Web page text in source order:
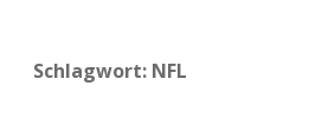
Schlagwort: NFL